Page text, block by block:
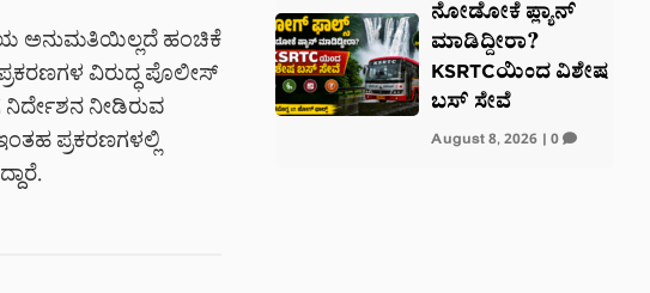
ಅನುಮತಿಯಿಲ್ಲದೆ ಹಂಚಿಕೆ
ವಿರುದ್ಧ ಪೊಲೀಸ್
ನಿರ್ದೇಶನ ನೀಡಿರುವ
ಪ್ರಕರಣಗಳಲ್ಲಿ
ನೋಡೋಕೆ ಪ್ಲ್ಯಾನ್
ಮಾಡಿದ್ದೀರಾ?
KSRTCಯಿಂದ ವಿಶೇಷ
ಬಸ್ ಸೇವೆ
August 8, 2026| 0